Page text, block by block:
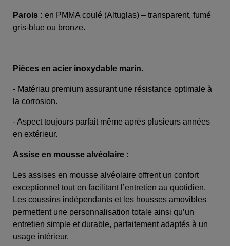
Parois : en PMMA coulé (Altuglas) – transparent, fumé
gris-blue ou bronze.
Pièces en acier inoxydable marin.
- Matériau premium assurant une résistance optimale à
la corrosion.
- Aspect toujours parfait même après plusieurs années
en extérieur.
Assise en mousse alvéolaire :
Les assises en mousse alvéolaire offrent un confort
exceptionnel tout en facilitant l’entretien au quotidien.
Les coussins indépendants et les housses amovibles
permettent une personnalisation totale ainsi qu’un
entretien simple et durable, parfaitement adaptés à un
usage intérieur.